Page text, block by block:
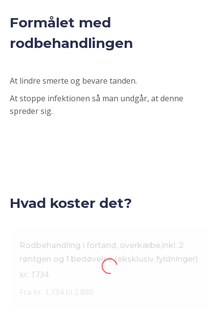
Formålet med
rodbehandlingen
At lindre smerte og bevare tanden.
At stoppe infektionen så man undgår, at denne
spreder sig.
Hvad koster det?
Rodbehandling i fortand, overkæbe,inkl. 2
røntgen og 1 bedøvelse (eksklusiv fyldninger)
kr. 1734
Fra kr. 1.734 til 2.880